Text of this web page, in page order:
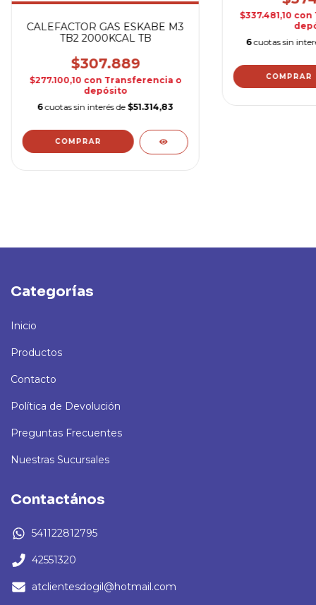
CALEFACTOR GAS ESKABE M3
TB2 2000KCAL TB
$307.889
$277.100,10 con Transferencia o
depósito
6 cuotas sin interés de $51.314,83
$337.481,10 con
6 cuotas sin
Categorías
Inicio
Productos
Contacto
Política de Devolución
Preguntas Frecuentes
Nuestras Sucursales
Contactános
541122812795
42551320
atclientesdogil@hotmail.com